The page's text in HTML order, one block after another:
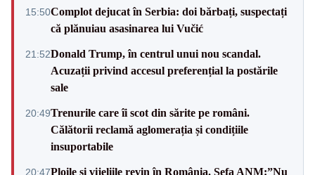
15:50Complot dejucat în Serbia: doi bărbați, suspectați
că plănuiau asasinarea lui Vučić
21:52Donald Trump, în centrul unui nou scandal.
Acuzații privind accesul preferențial la postările
sale
20:49Trenurile care îi scot din sărite pe români.
Călătorii reclamă aglomerația și condițiile
insuportabile
20:47Ploile și vijeliile revin în România. Șefa ANM:”Nu